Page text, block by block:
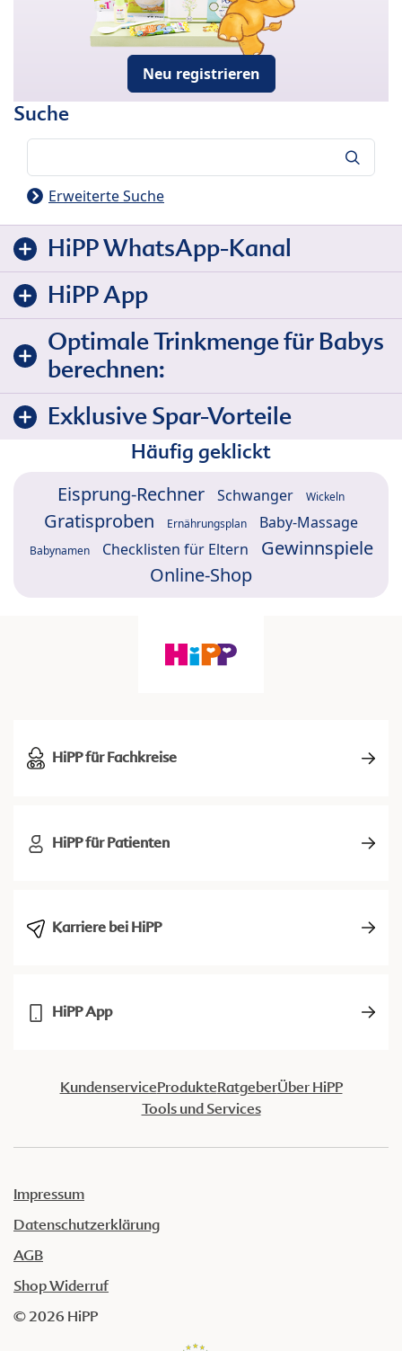
Neu registrieren
Suche
Erweiterte Suche
HiPP WhatsApp-Kanal
HiPP App
Optimale Trinkmenge für Babys
berechnen:
Exklusive Spar-Vorteile
Häufig geklickt
Eisprung-Rechner Schwanger Wickeln
Gratisproben Ernährungsplan Baby-Massage
Babynamen Checklisten für Eltern
Gewinnspiele
Online-Shop
HiPP für Fachkreise
HiPP für Patienten
Karriere bei HiPP
HiPP App
KundenserviceProdukteRatgeberÜber HiPP
Tools und Services
Impressum
Datenschutzerklärung
AGB
Shop Widerruf
© 2026 HiPP